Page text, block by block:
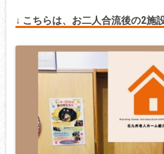
↓ こちらは、お二人合流後の2施